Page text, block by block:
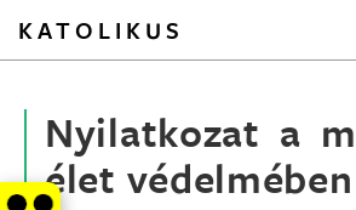
KATOLIKUS
Nyilatkozat a
élet védelmében